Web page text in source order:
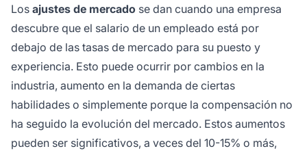
Los ajustes de mercado se dan cuando una empresa
descubre que el salario de un empleado está por
debajo de las tasas de mercado para su puesto y
experiencia. Esto puede ocurrir por cambios en la
industria, aumento en la demanda de ciertas
habilidades o simplemente porque la compensación no
ha seguido la evolución del mercado. Estos aumentos
pueden ser significativos, a veces del 10-15% o más,